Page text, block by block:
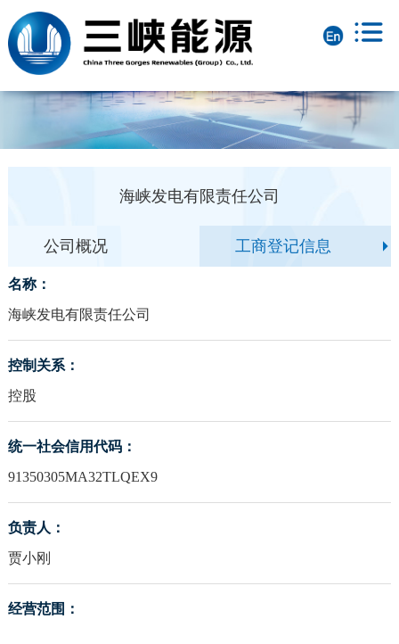
海峡发电有限责任公司
公司概况 工商登记信息
名称：
海峡发电有限责任公司
控制关系：
控股
统一社会信用代码：
91350305MA32TLQEX9
负责人：
贾小刚
经营范围：